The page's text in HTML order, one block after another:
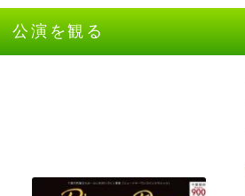
公演を観る